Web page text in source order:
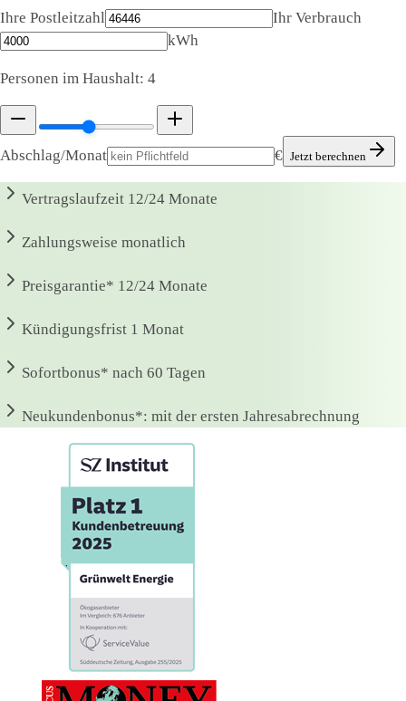
Ihre Postleitzahl
Ihr Verbrauch
kWh
Personen im Haushalt: 4
Abschlag/Monat € Jetzt berechnen
Vertragslaufzeit 12/24 Monate
Zahlungsweise monatlich
Preisgarantie* 12/24 Monate
Kündigungsfrist 1 Monat
Sofortbonus* nach 60 Tagen
Neukundenbonus*: mit der ersten Jahresabrechnung